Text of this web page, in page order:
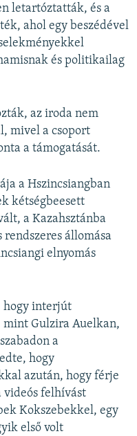
letartóztatták, és a
ahol egy beszédével
és politikailag
az iroda nem
mivel a csoport
a támogatását.
a Hszincsiangban
kétségbeesett
a Kazahsztánba
állomása
elnyomás
hogy interjút
Gulzira Auelkan,
a
hogy
azután, hogy férje
videós felhívást
Kokszebekkel, egy
első volt